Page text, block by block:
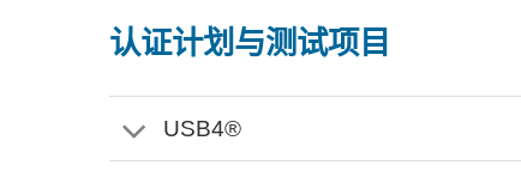
认证计划与测试项目
USB4®